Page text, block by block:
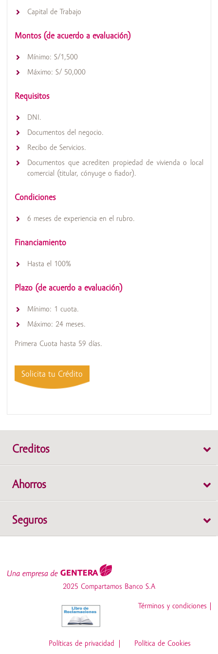
Capital de Trabajo
Montos (de acuerdo a evaluación)
Mínimo: S/1,500
Máximo: S/ 50,000
Requisitos
DNI.
Documentos del negocio.
Recibo de Servicios.
Documentos que acrediten propiedad de vivienda o local
comercial (titular, cónyuge o fiador).
Condiciones
6 meses de experiencia en el rubro.
Financiamiento
Hasta el 100%
Plazo (de acuerdo a evaluación)
Mínimo: 1 cuota.
Máximo: 24 meses.
Primera Cuota hasta 59 días.
Solicita tu Crédito
Creditos
Grupal
Ahorros
Depósito a Plazo Fijo
Cuenta Emprendedores
Cuenta Crece Libre
Seguros
Desgravamen
Z6_NOG4HK8209A550QV5BMRTNJNU0
2025 Compartamos Banco S.A
Términos y condiciones
Políticas de privacidad Política de Cookies